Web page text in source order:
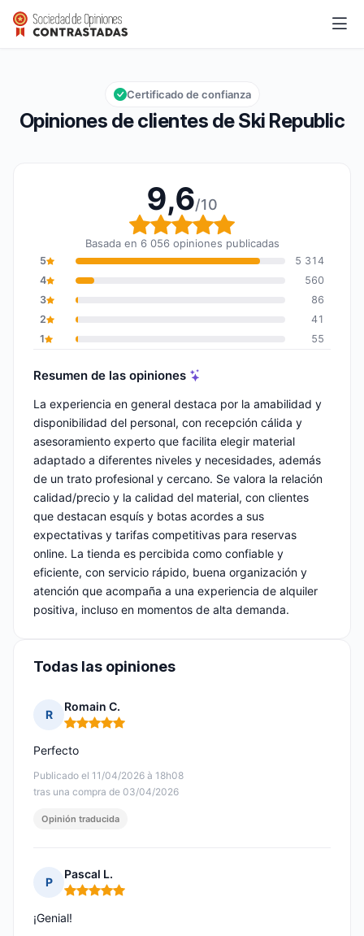
Ski Republic
Calificación global: 9,6 de 10
9,6/10
Opiniones de clientes de Ski Republic
Certificado de confianza
9,6/10
Calificación global: 9,6
Basada en 6 056 opiniones publicadas
5
5 314
4
560
3
86
2
41
1
55
Resumen de las opiniones
La experiencia en general destaca por la amabilidad y
disponibilidad del personal, con recepción cálida y
asesoramiento experto que facilita elegir material
adaptado a diferentes niveles y necesidades, además
de un trato profesional y cercano. Se valora la relación
calidad/precio y la calidad del material, con clientes
que destacan esquís y botas acordes a sus
expectativas y tarifas competitivas para reservas
online. La tienda es percibida como confiable y
eficiente, con servicio rápido, buena organización y
atención que acompaña a una experiencia de alquiler
positiva, incluso en momentos de alta demanda.
Todas las opiniones
R
Romain C.
Nota: 5 de 5
Publicado el 11/04/2026 à 18h08
tras una compra de 03/04/2026
Perfecto
Opinión traducida
P
Pascal L.
Nota: 5 de 5
¡Genial!